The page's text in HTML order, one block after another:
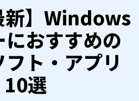
新】Windows
におすすめの
ト・アプリ
10選